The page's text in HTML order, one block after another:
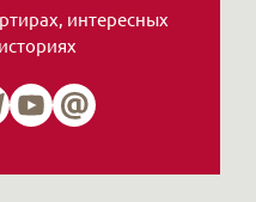
интересных